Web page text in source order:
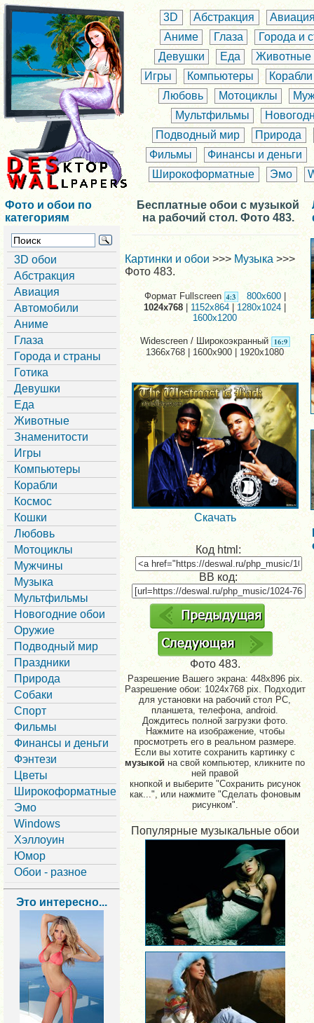
3D Абстракция
Аниме
Глаза
Города и
Девушки
Еда
Животные
Игры
Компьютеры
Корабли
Любовь
Мотоциклы
Мультфильмы
Подводный мир
Природа
Фильмы
Финансы и деньги
Широкоформатные
Эмо
Фото и обои по
категориям
3D обои
Абстракция
Авиация
Автомобили
Аниме
Глаза
Города и страны
Готика
Девушки
Еда
Животные
Знаменитости
Игры
Компьютеры
Корабли
Космос
Кошки
Любовь
Мотоциклы
Мужчины
Музыка
Мультфильмы
Новогодние обои
Оружие
Подводный мир
Праздники
Природа
Собаки
Спорт
Фильмы
Финансы и деньги
Фэнтези
Цветы
Широкоформатные
Эмо
Windows
Хэллоуин
Юмор
Обои - разное
Это интересно...
Бесплатные обои с музыкой
на рабочий стол. Фото 483.
Картинки и обои >>> Музыка >>>
Фото 483.
Формат Fullscreen 800x600
1024x768
1152x864|1280x1024
1600x1200
Widescreen / Широкоэкранный
1366x768 | 1600x900 | 1920x1080
Скачать
Код html:
BB код:
Фото 483.
Разрешение Вашего экрана: 448x896 pix.
Разрешение обои: 1024x768 pix. Подходит
для установки на рабочий стол PC,
планшета, телефона, android.
Дождитесь полной загрузки фото.
Нажмите на изображение, чтобы
просмотреть его в реальном размере.
Если вы хотите сохранить картинку с
музыкой на свой компьютер, кликните по
ней правой
кнопкой и выберите "Сохранить рисунок
как...", или нажмите "Сделать фоновым
рисунком".
Популярные музыкальные обои